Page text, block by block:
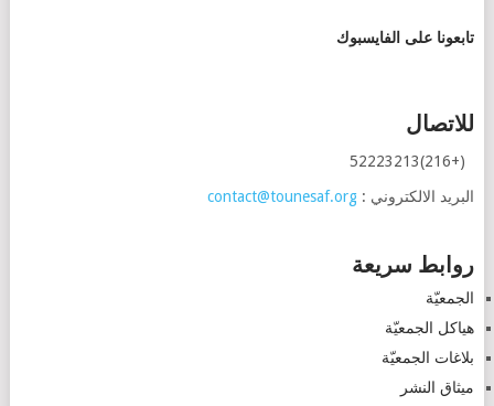
تابعونا على الفايسبوك
للاتصال
(+216)52223213
البريد الالكتروني : contact@tounesaf.org
روابط سريعة
الجمعيّة
هياكل الجمعيّة
بلاغات الجمعيّة
ميثاق النشر